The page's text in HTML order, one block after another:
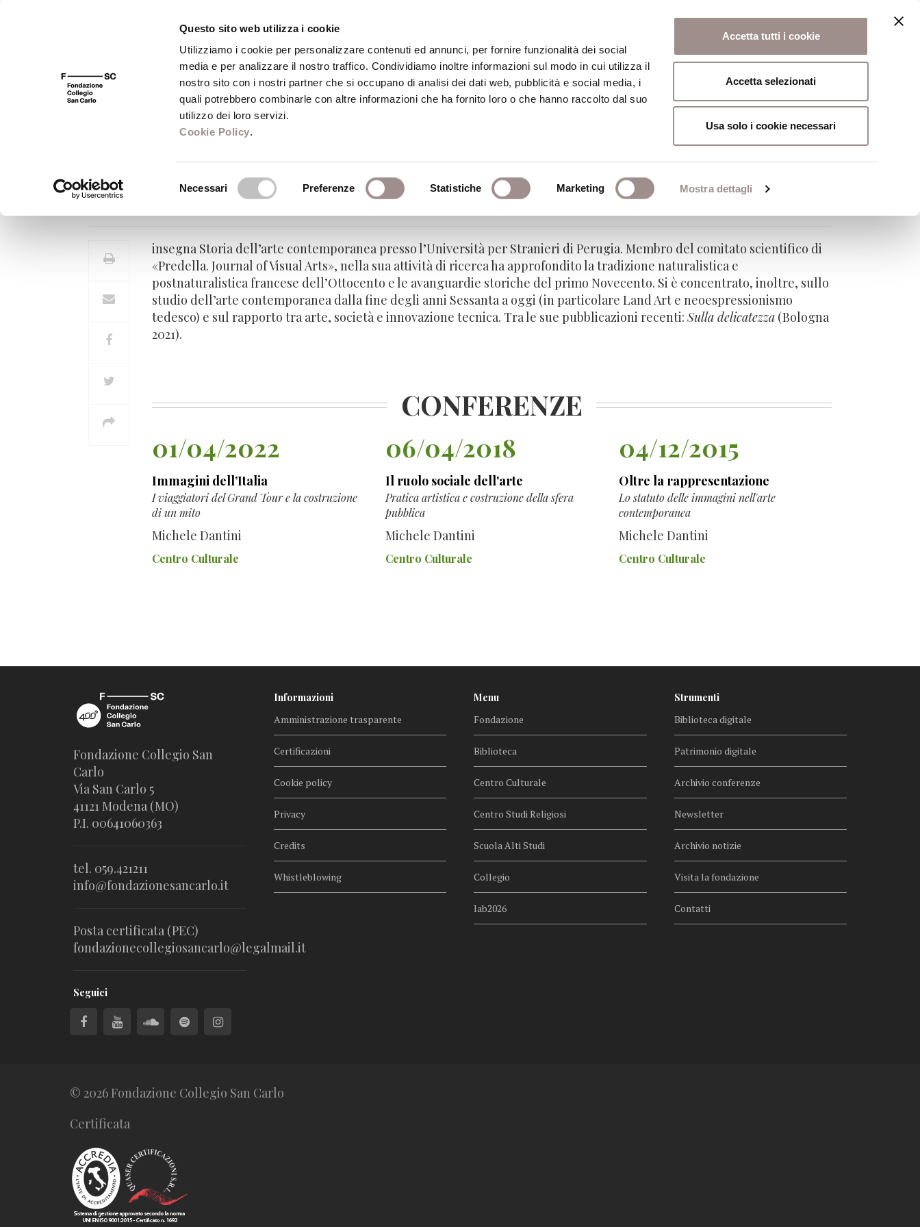
Questo sito web utilizza i cookie
Utilizziamo i cookie per personalizzare contenuti ed annunci, per fornire funzionalità dei social
media e per analizzare il nostro traffico. Condividiamo inoltre informazioni sul modo in cui utilizza il
nostro sito con i nostri partner che si occupano di analisi dei dati web, pubblicità e social media, i
quali potrebbero combinarle con altre informazioni che ha fornito loro o che hanno raccolto dal suo
utilizzo dei loro servizi.
Cookie Policy.
Necessari Preferenze Statistiche Marketing Mostra dettagli
Accetta tutti i cookie
Accetta selezionati
Usa solo i cookie necessari
FSC 400 Fondazione Biblioteca Centro Culturale Centro Studi Religiosi Scuola Alti Studi
Michele Dantini
Professore di Storia dell’arte contemporanea – Università per Stranieri di Perugia
insegna Storia dell’arte contemporanea presso l’Università per Stranieri di Perugia. Membro del comitato scientifico di
«Predella. Journal of Visual Arts», nella sua attività di ricerca ha approfondito la tradizione naturalistica e
postnaturalistica francese dell’Ottocento e le avanguardie storiche del primo Novecento. Si è concentrato, inoltre, sullo
studio dell’arte contemporanea dalla fine degli anni Sessanta a oggi (in particolare Land Art e neoespressionismo
tedesco) e sul rapporto tra arte, società e innovazione tecnica. Tra le sue pubblicazioni recenti:Sulla delicatezza (Bologna
2021).
CONFERENZE
01/04/2022
Immagini dell’Italia
I viaggiatori del Grand Tour e la costruzione
di un mito
Michele Dantini
Centro Culturale
06/04/2018
Il ruolo sociale dell'arte
Pratica artistica e costruzione della sfera
pubblica
Michele Dantini
Centro Culturale
04/12/2015
Oltre la rappresentazione
Lo statuto delle immagini nell'arte
contemporanea
Michele Dantini
Centro Culturale
Fondazione Collegio San
Carlo
Via San Carlo 5
41121 Modena (MO)
P.I. 00641060363
tel. 059.421211
info@fondazionesancarlo.it
Posta certificata (PEC)
fondazionecollegiosancarlo@legalmail.it
Seguici
Informazioni
Amministrazione trasparente
Certificazioni
Cookie policy
Privacy
Credits
Whistleblowing
Menu
Fondazione
Biblioteca
Centro Culturale
Centro Studi Religiosi
Scuola Alti Studi
Collegio
lab2026
Strumenti
Biblioteca digitale
Patrimonio digitale
Archivio conferenze
Newsletter
Archivio notizie
Visita la fondazione
Contatti
© 2026 Fondazione Collegio San Carlo
Certificata